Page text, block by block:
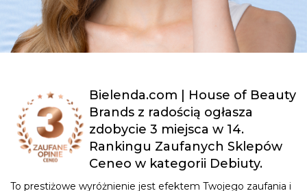
Bielenda.com | House of Beauty
Brands z radością ogłasza
zdobycie 3 miejsca w 14.
Rankingu Zaufanych Sklepów
Ceneo w kategorii Debiuty.
To prestiżowe wyróżnienie jest efektem Twojego zaufania i